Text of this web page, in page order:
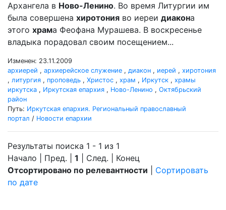
Архангела в Ново-Ленино. Во время Литургии им
была совершена хиротония во иереи диакона
этого храма Феофана Мурашева. В воскресенье
владыка порадовал своим посещением...
Изменен: 23.11.2009
архиерей , архиерейское служение , диакон , иерей , хиротония
, литургия , проповедь , Христос , храм , Иркутск , храмы
иркутска , Иркутская епархия , Ново-Ленино , Октябрьский
район
Путь: Иркутская епархия. Региональный православный
портал / Новости епархии
Результаты поиска 1 - 1 из 1
Начало | Пред. | 1 | След. | Конец
Отсортировано по релевантности
Сортировать
по дате